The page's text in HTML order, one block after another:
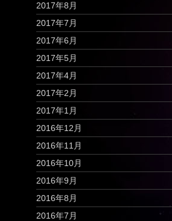
2017年8月
2017年7月
2017年6月
2017年5月
2017年4月
2017年2月
2017年1月
2016年12月
2016年11月
2016年10月
2016年9月
2016年8月
2016年7月